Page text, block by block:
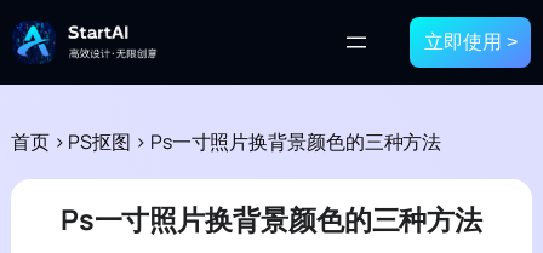
立即使用 >
首页 > PS抠图 > Ps一寸照片换背景颜色的三种方法
Ps一寸照片换背景颜色的三种方法